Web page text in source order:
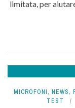
limitata, per
MICROFONI, NEWS,
TEST